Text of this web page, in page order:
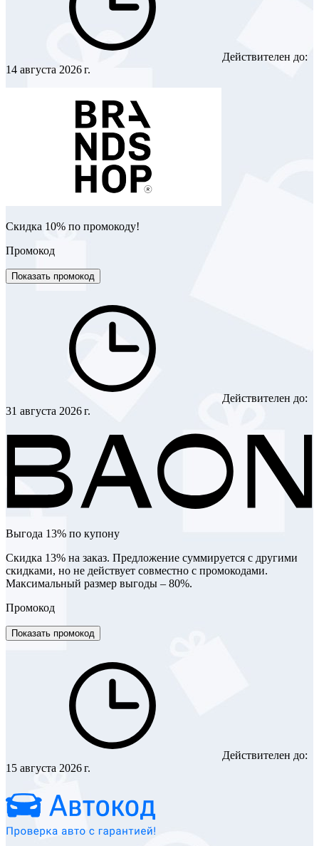
Действителен до:
14 августа 2026 г.
Скидка 10% по промокоду!
Промокод
Показать промокод
Действителен до:
31 августа 2026 г.
Выгода 13% по купону
Скидка 13% на заказ. Предложение суммируется с другими
скидками, но не действует совместно с промокодами.
Максимальный размер выгоды – 80%.
Промокод
Показать промокод
Действителен до:
15 августа 2026 г.